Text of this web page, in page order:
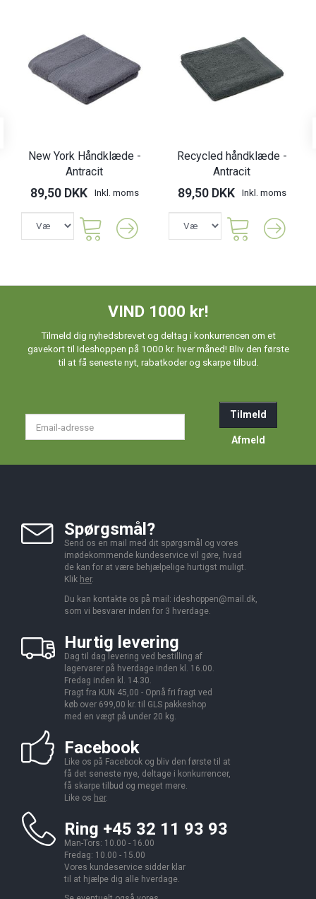
New York Håndklæde -
Antracit
89,50 DKK Inkl. moms
Recycled håndklæde -
Antracit
89,50 DKK Inkl. moms
VIND 1000 kr!
Tilmeld dig nyhedsbrevet og deltag i konkurrencen om et
gavekort til Ideshoppen på 1000 kr. hver måned! Bliv den første
til at få seneste nyt, rabatkoder og skarpe tilbud.
Tilmeld
Afmeld
Spørgsmål?
Send os en mail med dit spørgsmål og vores
imødekommende kundeservice vil gøre, hvad
de kan for at være behjælpelige hurtigst muligt.
Klik her.
Du kan kontakte os på mail: ideshoppen@mail.dk,
som vi besvarer inden for 3 hverdage.
Hurtig levering
Dag til dag levering ved bestilling af
lagervarer på hverdage inden kl. 16.00.
Fredag inden kl. 14.30.
Fragt fra KUN 45,00 - Opnå fri fragt ved
køb over 699,00 kr. til GLS pakkeshop
med en vægt på under 20 kg.
Facebook
Like os på Facebook og bliv den første til at
få det seneste nye, deltage i konkurrencer,
få skarpe tilbud og meget mere.
Like os her.
Ring +45 32 11 93 93
Man-Tors: 10.00 - 16.00
Fredag: 10.00 - 15.00
Vores kundeservice sidder klar
til at hjælpe dig alle hverdage.